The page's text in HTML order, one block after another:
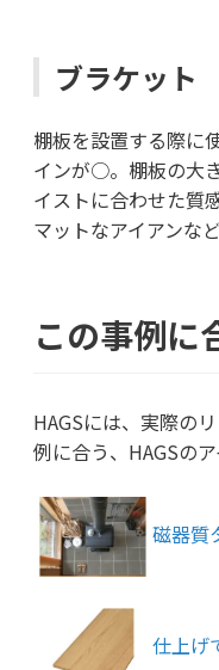
ブラケット
棚板を設置する際に
インが○。棚板の大
イストに合わせた質
マットなアイアンな
この事例に
HAGSには、実際の
例に合う、HAGSの
磁器質
仕上げ